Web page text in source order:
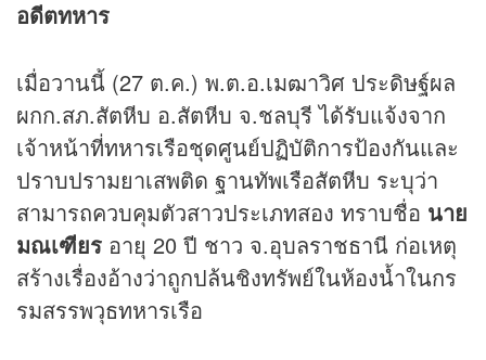
อดีตทหาร
เมื่อวานนี้ (27 ต.ค.) พ.ต.อ.เมฒาวิศ ประดิษฐ์ผล
ผกก.สภ.สัตหีบ อ.สัตหีบ จ.ชลบุรี ได้รับแจ้งจาก
เจ้าหน้าที่ทหารเรือชุดศูนย์ปฏิบัติการป้องกันและ
ปราบปรามยาเสพติด ฐานทัพเรือสัตหีบ ระบุว่า
สามารถควบคุมตัวสาวประเภทสอง ทราบชื่อ นาย
มณเฑียร อายุ 20 ปี ชาว จ.อุบลราชธานี ก่อเหตุ
สร้างเรื่องอ้างว่าถูกปล้นชิงทรัพย์ในห้องน้ำในกร
รมสรรพวุธทหารเรือ